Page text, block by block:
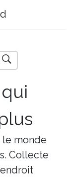
monde
Collecte